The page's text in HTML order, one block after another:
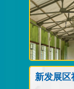
新发展区